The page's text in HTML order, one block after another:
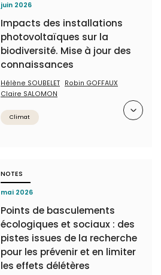
juin 2026
Impacts des installations
photovoltaïques sur la
biodiversité. Mise à jour des
connaissances
Hélène SOUBELET Robin GOFFAUX
Claire SALOMON
Climat
NOTES
mai 2026
Points de basculements
écologiques et sociaux : des
pistes issues de la recherche
pour les prévenir et en limiter
les effets délétères